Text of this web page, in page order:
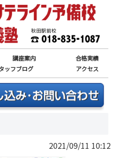
講座案内
合格実績
ッフブログ アクセス
2021/09/11 10:12